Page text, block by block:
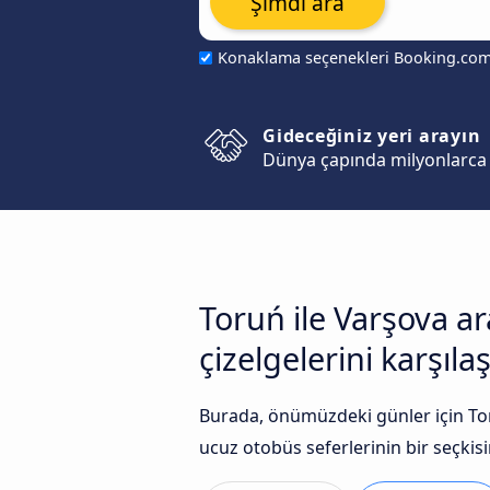
Konaklama seçenekleri
Gideceğiniz yeri arayın
Dünya çapında milyonlarca
Toruń ile Varşova
çizelgelerini
Burada, önümüzdeki günler için
ucuz otobüs seferlerinin bir